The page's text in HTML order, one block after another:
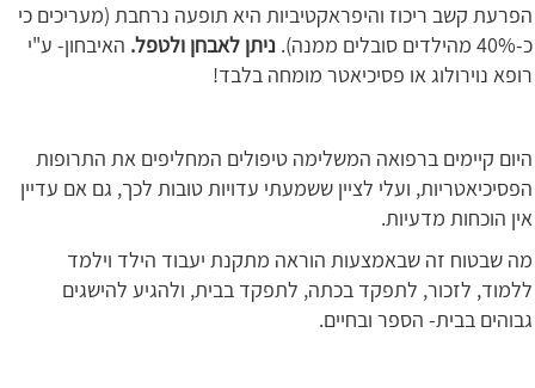
הפרעת קשב ריכוז והיפראקטיביות היא תופעה נרחבת (מעריכים כי
כ-40% מהילדים סובלים ממנה).
ניתן לאבחן ולטפל. האיבחון- ע"י
רופא נוירולוג או פסיכיאטר מומחה בלבד!
היום קיימים ברפואה המשלימה טיפולים המחליפים את התרופות
הפסיכיאטריות, ועלי לציין ששמעתי עדויות טובות לכך, גם אם עדיין
אין הוכחות מדעיות.
מה שבטוח זה שבאמצעות הוראה מתקנת יעבוד הילד וילמד
ללמוד, לזכור, לתפקד בכתה, לתפקד בבית, ולהגיע להישגים
גבוהים בבית- הספר ובחיים.